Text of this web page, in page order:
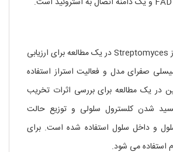
کلسترول اکسیداز از Streptomyces در یک مطالعه برای ارزیابی
صفرای مدل و فعالیت استراز استفاده
یک مطالعه برای بررسی اثرات تخریب
شدن کلسترول سلولی و توزیع حالت
و داخل سلول استفاده شده است. برای
استفاده می شود.